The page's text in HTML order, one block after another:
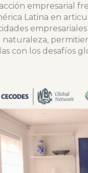
empresarial
Latina en
con los desafíos